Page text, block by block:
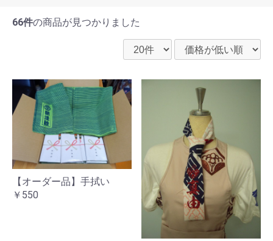
66件の商品が見つかりました
【オーダー品】手拭い
￥550